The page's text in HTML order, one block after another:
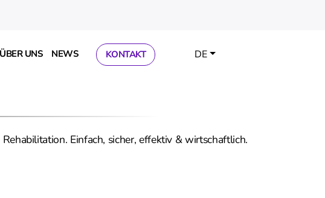
/ CH
ÜBER UNS NEWS KONTAKT DE
Einfach, sicher, effektiv & wirtschaftlich.